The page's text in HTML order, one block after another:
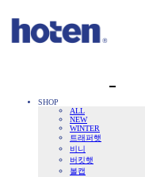
SHOP
ALL
NEW
WINTER
트래퍼햇
비니
버킷햇
볼캡